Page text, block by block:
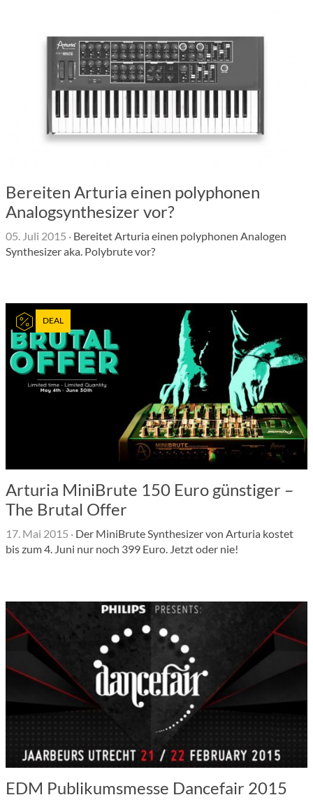
Bereiten Arturia einen polyphonen
Analogsynthesizer vor?
05. Juli 2015 · Bereitet Arturia einen polyphonen Analogen
Synthesizer aka. Polybrute vor?
DEAL
Arturia MiniBrute 150 Euro günstiger –
The Brutal Offer
17. Mai 2015 · Der MiniBrute Synthesizer von Arturia kostet
bis zum 4. Juni nur noch 399 Euro. Jetzt oder nie!
EDM Publikumsmesse Dancefair 2015